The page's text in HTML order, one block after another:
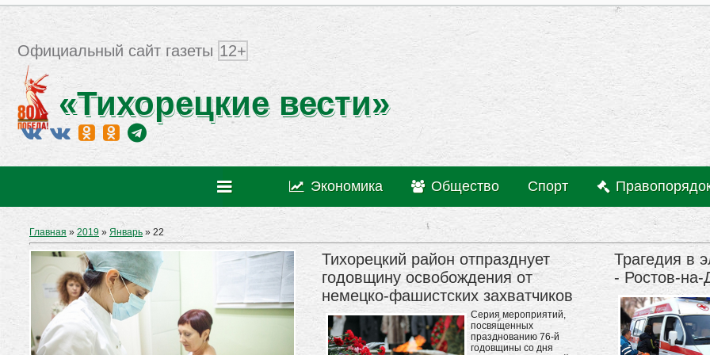
Официальный сайт газеты 12+
«Тихорецкие вести»
Экономика Общество Спорт
Главная »2019 » Январь » 22
Тихорецкий район отпразднует
годовщину освобождения от
немецко-фашистских захватчиков
Серия мероприятий,
посвященных
празднованию 76-й
годовщины со дня
Трагедия в
- Ростов-на-